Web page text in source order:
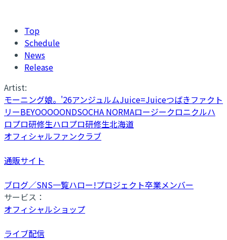
Top
Schedule
News
Release
Artist:
モーニング娘。'26アンジュルムJuice=Juiceつばきファクト
リーBEYOOOOONDSOCHA NORMAロージークロニクルハ
ロプロ研修生ハロプロ研修生北海道
オフィシャルファンクラブ
通販サイト
ブログ／SNS一覧ハロー!プロジェクト卒業メンバー
サービス：
オフィシャルショップ
ライブ配信